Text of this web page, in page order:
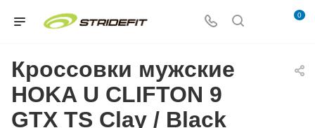
0
Кроссовки мужские
HOKA U CLIFTON 9
GTX TS Clay / Black